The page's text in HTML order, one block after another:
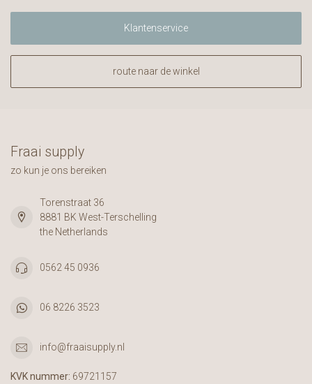
Klantenservice
route naar de winkel
Fraai supply
zo kun je ons bereiken
Torenstraat 36
8881 BK West-Terschelling
the Netherlands
0562 45 0936
06 8226 3523
info@fraaisupply.nl
KVK nummer: 69721157